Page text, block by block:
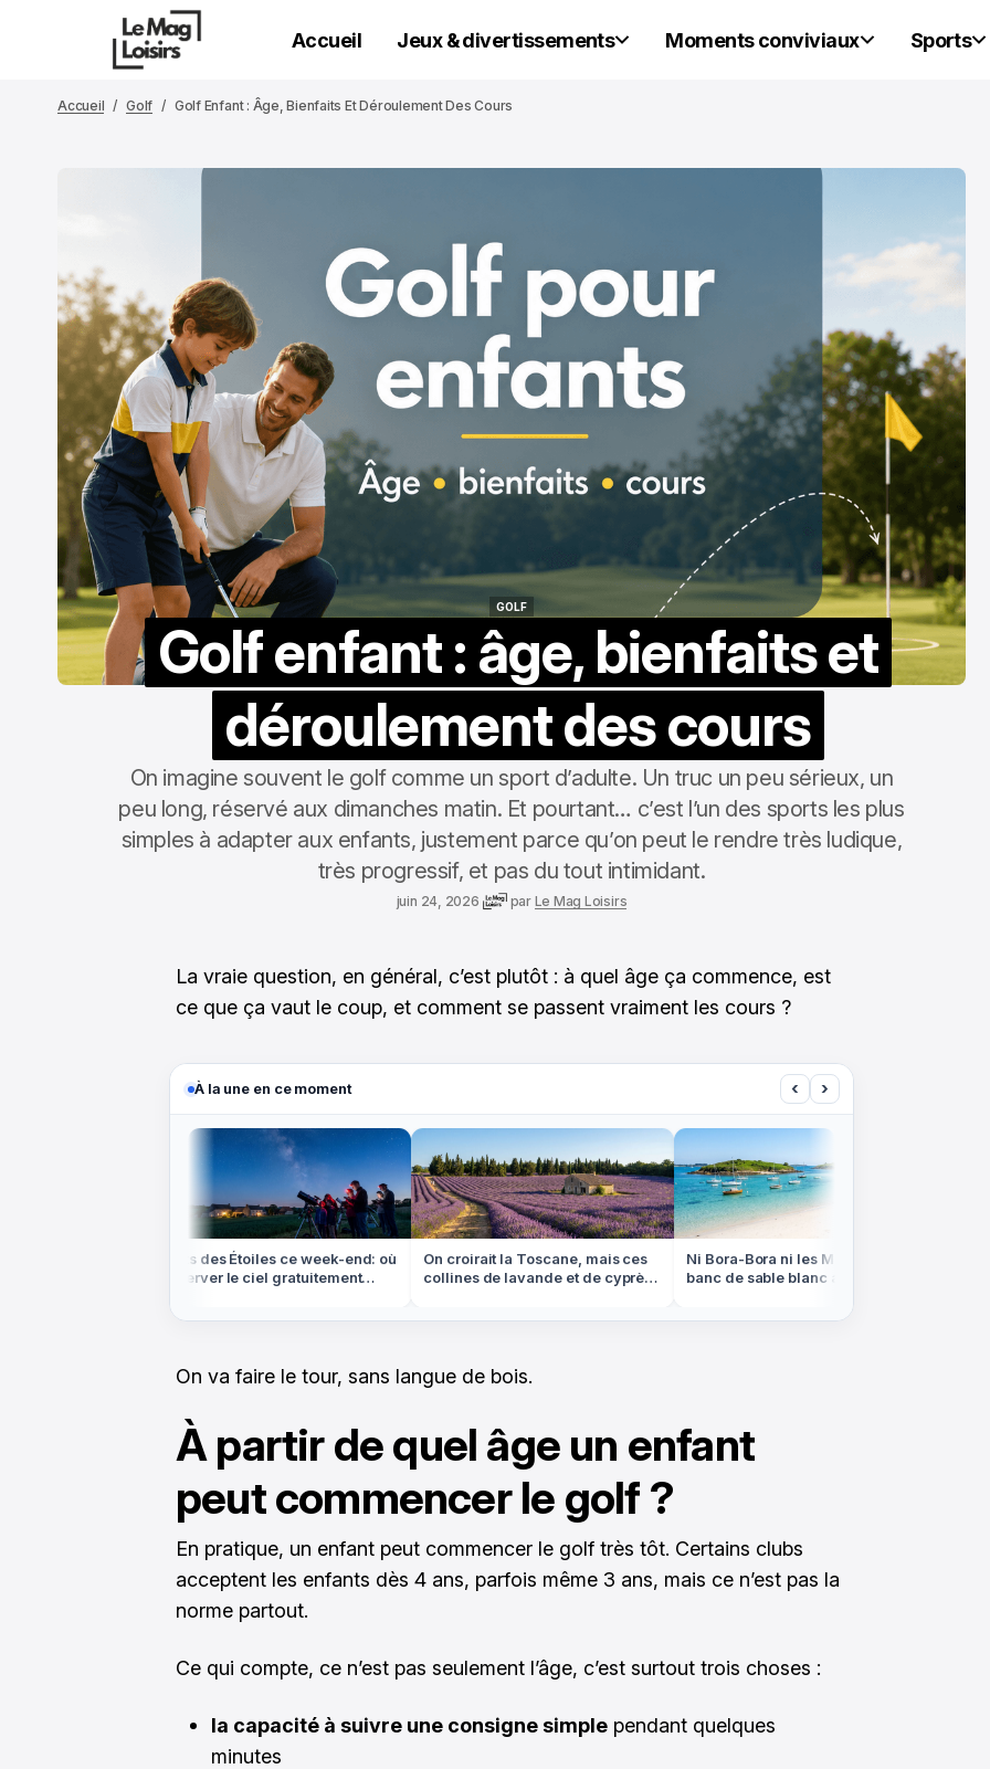
Accueil Jeux & divertissements Moments conviviaux Sports
Accueil Golf Golf Enfant : Âge, Bienfaits Et Déroulement Des Cours
GOLF
Golf enfant : âge, bienfaits et
déroulement des cours
On imagine souvent le golf comme un sport d’adulte. Un truc un peu sérieux, un
peu long, réservé aux dimanches matin. Et pourtant… c’est l’un des sports les plus
simples à adapter aux enfants, justement parce qu’on peut le rendre très ludique,
très progressif, et pas du tout intimidant.
juin 24, 2026 par Le Mag Loisirs
La vraie question, en général, c’est plutôt : à quel âge ça commence, est
ce que ça vaut le coup, et comment se passent vraiment les cours ?
À la une en ce moment ‹ ›
Nuits des Étoiles ce week-end: où
observer le ciel gratuitement
On croirait la Toscane, mais ces
collines de lavande et de cyprès
Ni Bora-Bora ni les Maldives, ce
banc de sable blanc apparaît à
On se
On va faire le tour, sans langue de bois.
À partir de quel âge un enfant
peut commencer le golf ?
En pratique, un enfant peut commencer le golf très tôt. Certains clubs
acceptent les enfants dès 4 ans, parfois même 3 ans, mais ce n’est pas la
norme partout.
Ce qui compte, ce n’est pas seulement l’âge, c’est surtout trois choses :
la capacité à suivre une consigne simple pendant quelques
minutes